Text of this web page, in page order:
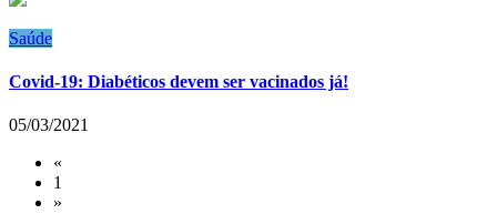
Saúde
Covid-19: Diabéticos devem ser vacinados já!
05/03/2021
«
1
»